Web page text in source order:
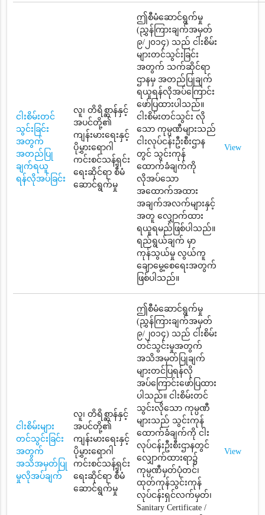
ငါးစိမ်းတင်
သွင်းခြင်း
အတွက်
အတည်ပြု
ချက်ရယူ
ရန်လိုအပ်ခြင်း
လူ၊ တိရိစ္ဆာန်နှင့်
အပင်တို့၏
ကျန်းမားရေးနှင့်
ပိုမွှားရောဂါ
ကင်းစင်သန့်ရှင်း
ရေးဆိုင်ရာ စီမံ
ဆောင်ရွက်မှု
ဤစီမံဆောင်ရွက်မှု
(ညွှန်ကြားချက်အမှတ်
၉/၂၀၁၄) သည် ငါးစိမ်း
များတင်သွင်းခြင်း
အတွက် သက်ဆိုင်ရာ
ဌာနမှ အတည်ပြုချက်
ရယူရန်လိုအပ်ကြောင်း
ဖော်ပြထားပါသည်။
ငါးစိမ်းတင်သွင်း လို
သော ကုမ္ပဏီများသည်
ငါးလုပ်ငန်းဦးစီးဌာန
တွင် သွင်းကုန်
ထောက်ခံချက်ကို
လိုအပ်သော
အထောက်အထား
အချက်အလက်များနှင့်
အတူ လျှောက်ထား
ရယူရမည်ဖြစ်ပါသည်။
ရည်ရွယ်ချက် မှာ
ကုန်သွယ်မှု လွယ်ကူ
ချောမွေ့စေရေးအတွက်
ဖြစ်ပါသည်။
View
ငါးစိမ်းများ
တင်သွင်းခြင်း
အတွက်
အသိအမှတ်ပြု
မှုလိုအပ်ချက်
လူ၊ တိရိစ္ဆာန်နှင့်
အပင်တို့၏
ကျန်းမားရေးနှင့်
ပိုမွှားရောဂါ
ကင်းစင်သန့်ရှင်း
ရေးဆိုင်ရာ စီမံ
ဆောင်ရွက်မှု
ဤစီမံဆောင်ရွက်မှု
(ညွှန်ကြားချက်အမှတ်
၉/၂၀၁၄) သည် ငါးစိမ်း
တင်သွင်းမှုအတွက်
အသိအမှတ်ပြုချက်
များတင်ပြရန်လို
အပ်ကြောင်းဖော်ပြထား
ပါသည်။ ငါးစိမ်းတင်
သွင်းလိုသော ကုမ္ပဏီ
များသည် သွင်းကုန်
ထောက်ခံချက်ကို ငါး
လုပ်ငန်းဦးစီးဌာနတွင်
လျှောက်ထားရာ၌
ကုမ္ပဏီမှတ်ပုံတင်၊
ထုတ်ကုန်သွင်းကုန်
လုပ်ငန်းရှင်လက်မှတ်၊
Sanitary Certificate /
View